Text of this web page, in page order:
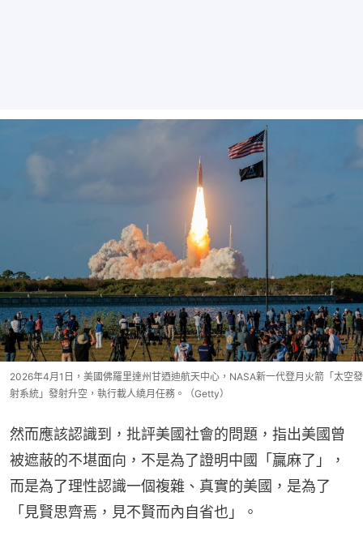
2026年4月1日，美國佛羅里達州甘迺迪航天中心，NASA新一代登月火箭「太空發
射系統」發射升空，執行載人繞月任務。（Getty）
然而應該認識到，批評美國社會的問題，指出美國曾
被遮蔽的不堪面向，不是為了證明中國「贏麻了」，
而是為了理性認識一個複雜、真實的美國，是為了
「見賢思齊焉，見不賢而內自省也」。